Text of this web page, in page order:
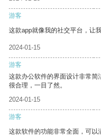
游客
这款app就像我的社交平台，让
2024-01-15
游客
这款办公软件的界面设计非常
很合理，一目了然。
2024-01-15
游客
这款软件的功能非常全面，可以